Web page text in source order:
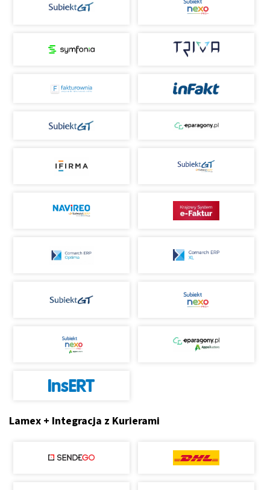
Lamex + Integracja z Kurierami